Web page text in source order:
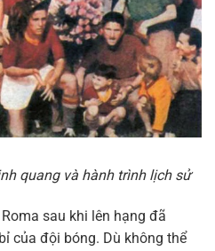
quang và hành trình lịch sử
sau khi lên hạng đã
của đội bóng. Dù không thể